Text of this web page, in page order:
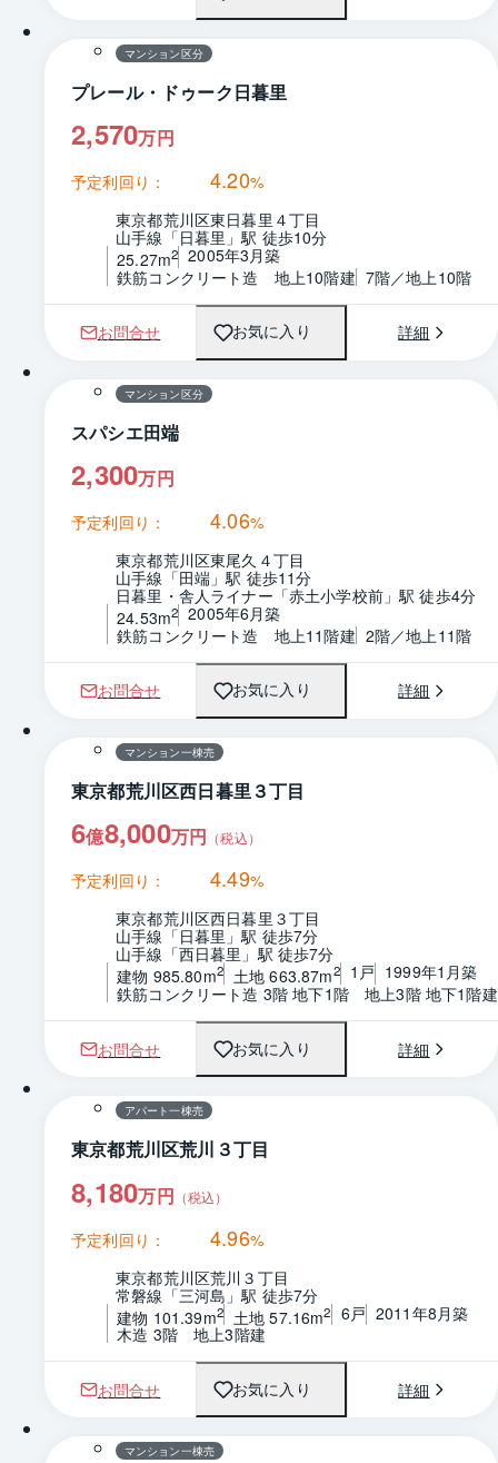
マンション区分
プレール・ドゥーク日暮里
2,570万円
予定利回り： 4.20%
東京都荒川区東日暮里４丁目
山手線「日暮里」駅 徒歩10分
25.27m2 2005年3月築
鉄筋コンクリート造　地上10階建 7階／地上10階
お問合せ お気に入り 詳細
1 / 0 間取り
マンション区分
スパシエ田端
2,300万円
予定利回り： 4.06%
東京都荒川区東尾久４丁目
山手線「田端」駅 徒歩11分
日暮里・舎人ライナー「赤土小学校前」駅 徒歩4分
24.53m2 2005年6月築
鉄筋コンクリート造　地上11階建 2階／地上11階
お問合せ お気に入り 詳細
1 / 0
マンション一棟売
東京都荒川区西日暮里３丁目
6億8,000万円 （税込）
予定利回り： 4.49%
東京都荒川区西日暮里３丁目
山手線「日暮里」駅 徒歩7分
山手線「西日暮里」駅 徒歩7分
建物 985.80m2 土地 663.87m2 1戸 1999年1月築
鉄筋コンクリート造 3階 地下1階　地上3階 地下1階建
お問合せ お気に入り 詳細
1 / 0 間取り
アパート一棟売
東京都荒川区荒川３丁目
8,180万円 （税込）
予定利回り： 4.96%
東京都荒川区荒川３丁目
常磐線「三河島」駅 徒歩7分
建物 101.39m2 土地 57.16m2 6戸 2011年8月築
木造 3階　地上3階建
お問合せ お気に入り 詳細
1 / 0
マンション一棟売